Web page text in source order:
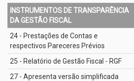
INSTRUMENTOS DE TRANSPARÊNCIA
DA GESTÃO FISCAL
24 - Prestações de Contas e
respectivos Pareceres Prévios
25 - Relatório de Gestão Fiscal - RGF
27 - Apresenta versão simplificada